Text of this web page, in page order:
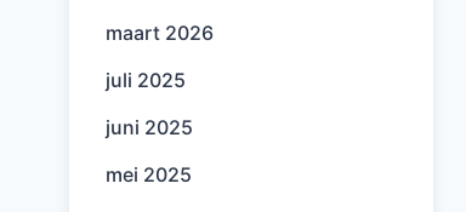
maart 2026
juli 2025
juni 2025
mei 2025